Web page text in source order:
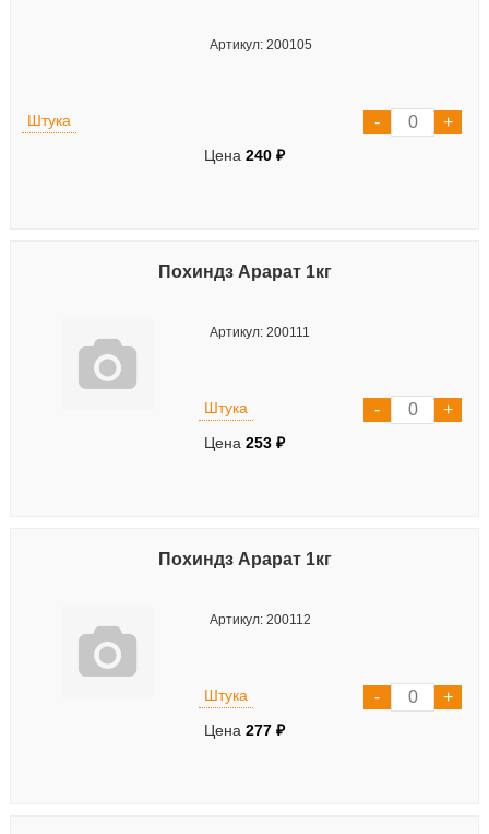
Артикул: 200105
Штука
Цена 240 ₽
Похиндз Арарат 1кг
Артикул: 200111
Штука
Цена 253 ₽
Похиндз Арарат 1кг
Артикул: 200112
Штука
Цена 277 ₽